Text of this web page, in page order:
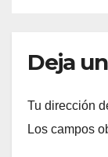
Deja
Tu dirección
Los campos